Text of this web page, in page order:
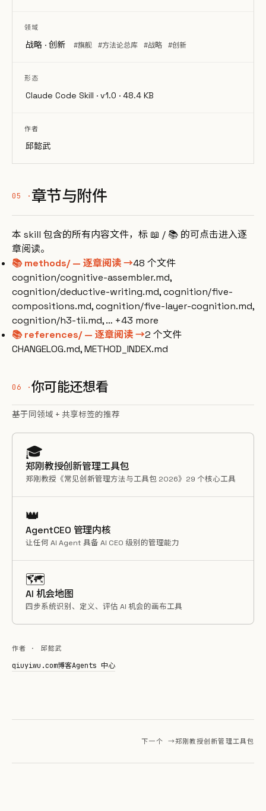
领域
战略 · 创新 #旗舰 #方法论总库 #战略 #创新
形态
Claude Code Skill · v1.0 · 48.4 KB
作者
邱懿武
章节与附件
本 skill 包含的所有内容文件，标 📖 / 📚 的可点击进入逐
章阅读。
📚 methods/ — 逐章阅读 →48 个文件
cognition/cognitive-assembler.md,
cognition/deductive-writing.md, cognition/five-
compositions.md, cognition/five-layer-cognition.md,
cognition/h3-tii.md, … +43 more
📚 references/ — 逐章阅读 →2 个文件
CHANGELOG.md, METHOD_INDEX.md
你可能还想看
基于同领域 + 共享标签的推荐
🎓
郑刚教授创新管理工具包
郑刚教授《常见创新管理方法与工具包 2026》29 个核心工具
👑
AgentCEO 管理内核
让任何 AI Agent 具备 AI CEO 级别的管理能力
🗺️
AI 机会地图
四步系统识别、定义、评估 AI 机会的画布工具
作者 · 邱懿武
qiuyiwu.com博客Agents 中心
下一个 →郑刚教授创新管理工具包